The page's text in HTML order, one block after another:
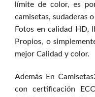
límite de color, es
camisetas, sudaderas
Fotos en calidad HD,
Propios, o
mejor Calidad y color.
Además En
con certificación